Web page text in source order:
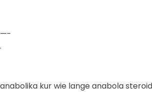
—-
.
anabolika kur wie lange anabola